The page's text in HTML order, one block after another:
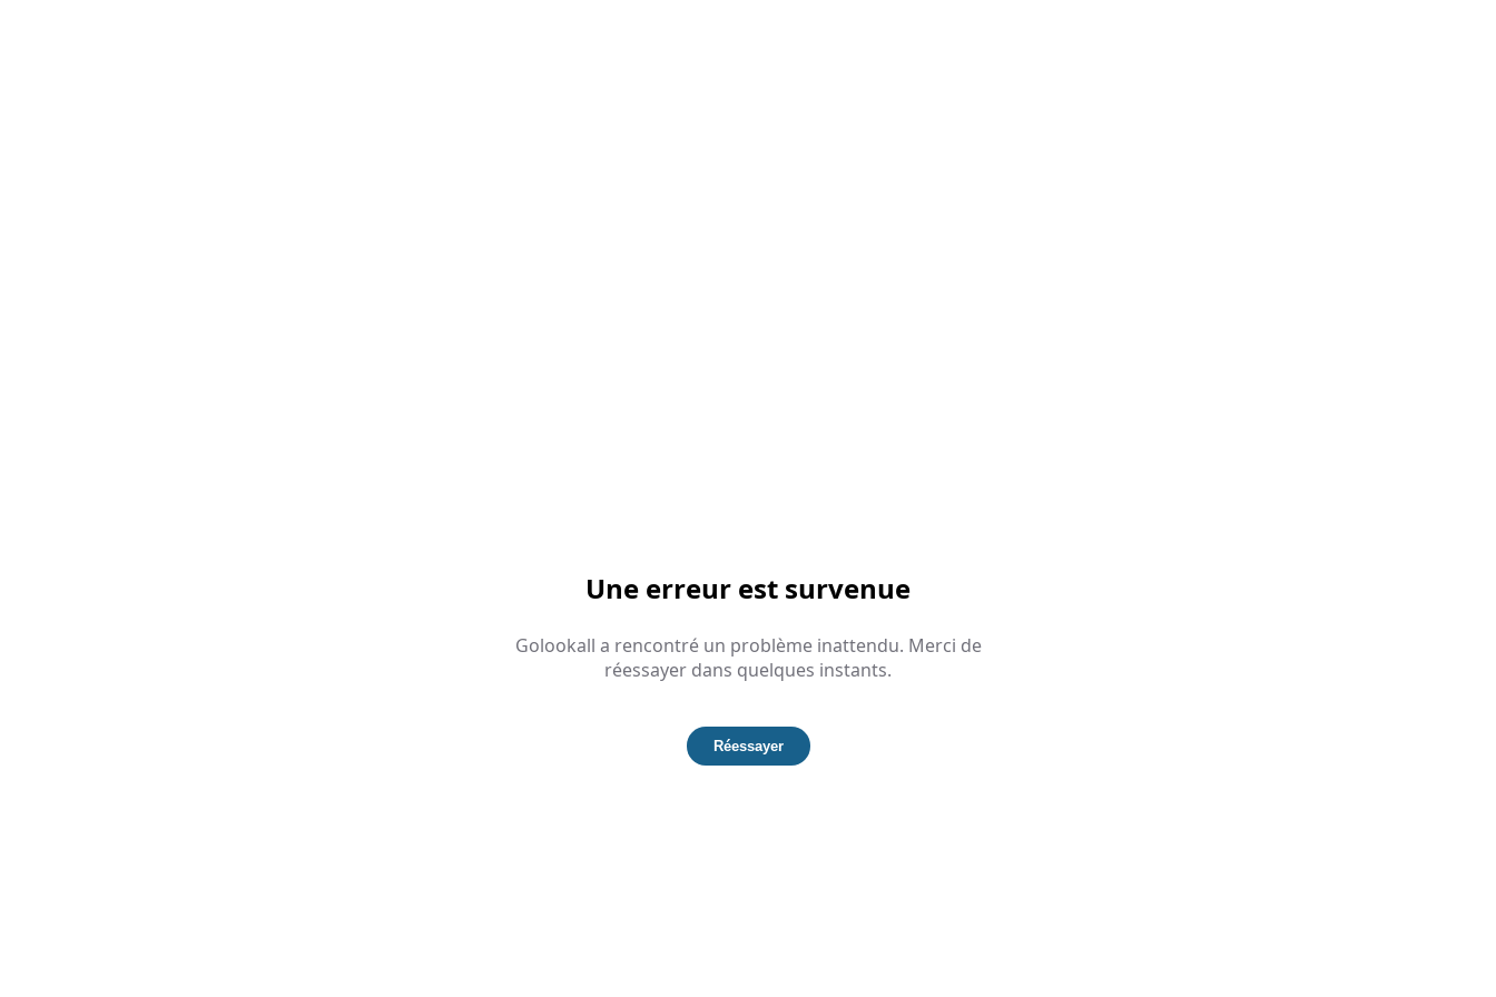
Une erreur est survenue
Golookall a rencontré un problème inattendu. Merci de
réessayer dans quelques instants.
Réessayer